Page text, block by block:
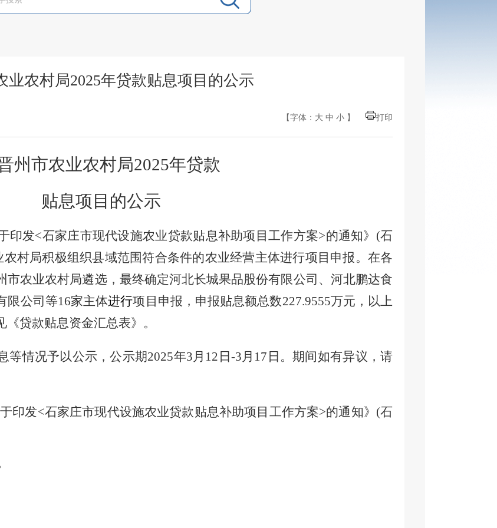
业农村局2025年贷款贴息项目的公示
【字体： 大 中 小 】 打印
农村局2025年贷款
目的公示
印发<石家庄市现代设施农业贷款贴息补助项目工作方案>的通知》(石
农村局积极组织县域范围符合条件的农业经营主体进行项目申报。在各
农业农村局遴选，最终确定河北长城果品股份有限公司 、 河北鹏达食
限公司等16家主体进行项目申报 ，申报贴息额总数227.9555万元， 以上
贷款贴息资金汇总表》。
等情况予以公示，公示期2025年3月 12 日 -3月 17 日。期间如有异议，请
印发<石家庄市现代设施农业贷款贴息补助项目工作方案>的通知》(石